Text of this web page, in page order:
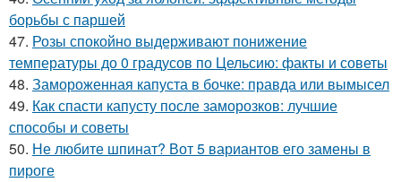
борьбы с паршей
47. Розы спокойно выдерживают понижение
температуры до 0 градусов по Цельсию: факты и советы
48. Замороженная капуста в бочке: правда или вымысел
49. Как спасти капусту после заморозков: лучшие
способы и советы
50. Не любите шпинат? Вот 5 вариантов его замены в
пироге